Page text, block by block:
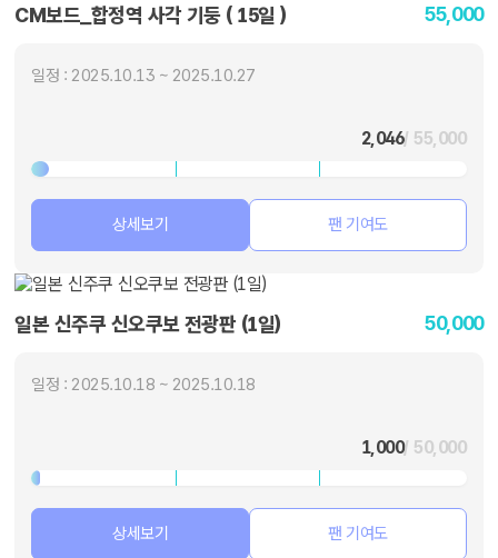
CM보드_합정역 사각 기둥 ( 15일 ) 55,000
일정 : 2025.10.13 ~ 2025.10.27
2,046/ 55,000
상세보기 팬 기여도
일본 신주쿠 신오쿠보 전광판 (1일) 50,000
일정 : 2025.10.18 ~ 2025.10.18
1,000/ 50,000
상세보기 팬 기여도